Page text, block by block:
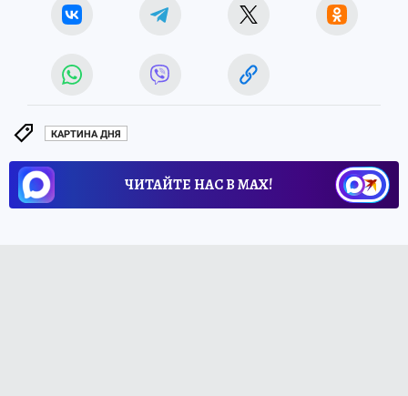
КАРТИНА ДНЯ
ЧИТАЙТЕ НАС В МАХ!